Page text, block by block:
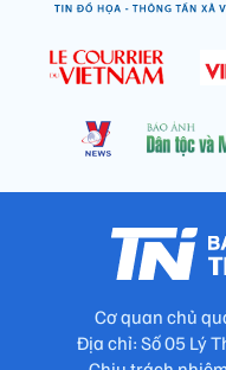
Cơ quan chủ
Địa chỉ: Số 05 Lý